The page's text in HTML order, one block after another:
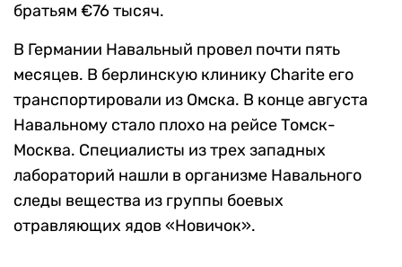
братьям €76 тысяч.
В Германии Навальный провел почти пять
месяцев. В берлинскую клинику Charite его
транспортировали из Омска. В конце августа
Навальному стало плохо на рейсе Томск-
Москва. Специалисты из трех западных
лабораторий нашли в организме Навального
следы вещества из группы боевых
отравляющих ядов «Новичок».